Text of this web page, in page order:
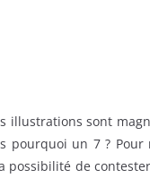
illustrations sont
pourquoi un 7 ?
possibilité de